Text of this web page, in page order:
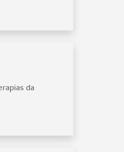
da